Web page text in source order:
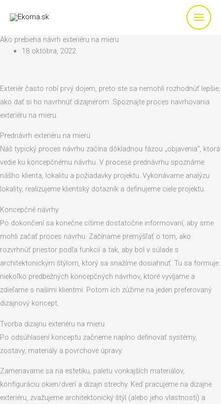
Ako prebieha návrh exteriéru na mieru
18 októbra, 2022
Exteriér často robí prvý dojem, preto ste sa nemohli rozhodnúť lepšie,
ako dať si ho navrhnúť dizajnérom. Spoznajte proces navrhovania
exteriéru na mieru.
Prednávrh exteriéru na mieru
Náš typický proces návrhu začína dôkladnou fázou „objavenia“, ktorá
vedie ku koncepčnému návrhu. V procese prednávrhu spoznáme
nášho klienta, lokalitu a požiadavky projektu. Vykonávame analýzu
lokality, realizujeme klientský dotazník a definujeme ciele projektu.
Koncepčné návrhy
Po dokončení sa konečne cítime dostatočne informovaní, aby sme
mohli začať proces návrhu. Začíname premýšľať o tom, ako
rozvrhnúť priestor podľa funkcií a tak, aby bol v súlade s
architektonickým štýlom, ktorý sa snažíme dosiahnuť. Tu sa formuje
niekoľko predbežných koncepčných návrhov, ktoré vyvíjame a
zdieľame s našimi klientmi. Potom ich zúžime na jeden preferovaný
dizajnový koncept.
Tvorba dizajnu exteriéru na mieru
Po odsúhlasení konceptu začneme naplno definovať systémy,
zostavy, materiály a povrchové úpravy.
Zameriavame sa na estetiku, paletu vonkajších materiálov,
konfiguráciu okien/dverí a dizajn strechy. Keď pracujeme na dizajne
exteriéru, zvažujeme architektonický štýl (alebo jeho vlastnosti) a